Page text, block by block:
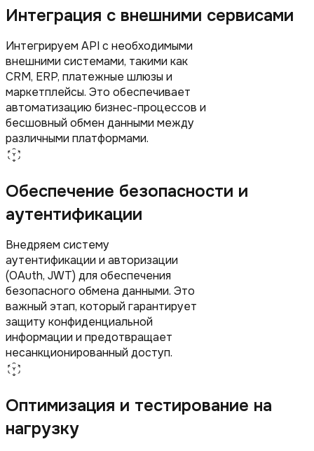
Интеграция с внешними сервисами
Интегрируем API с необходимыми
внешними системами, такими как
CRM, ERP, платежные шлюзы и
маркетплейсы. Это обеспечивает
автоматизацию бизнес-процессов и
бесшовный обмен данными между
различными платформами.
Обеспечение безопасности и
аутентификации
Внедряем систему
аутентификации и авторизации
(OAuth, JWT) для обеспечения
безопасного обмена данными. Это
важный этап, который гарантирует
защиту конфиденциальной
информации и предотвращает
несанкционированный доступ.
Оптимизация и тестирование на
нагрузку